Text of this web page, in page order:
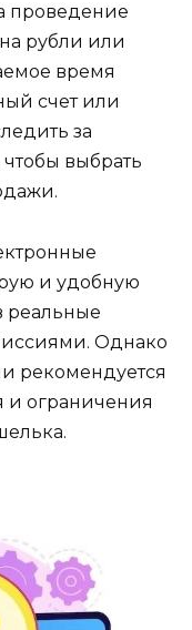
проведение
рубли или
время
счет или
за
выбрать
и удобную
реaльные
Однако
рекомендуется
и ограничения